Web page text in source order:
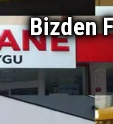
Bizden